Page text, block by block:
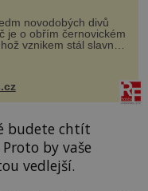
novodobých divů
je o obřím černovickém
vznikem stál slavný
Josef Hlávka. Ten si
záležet. Jeho
budete chtít
by vaše
vedlejší.